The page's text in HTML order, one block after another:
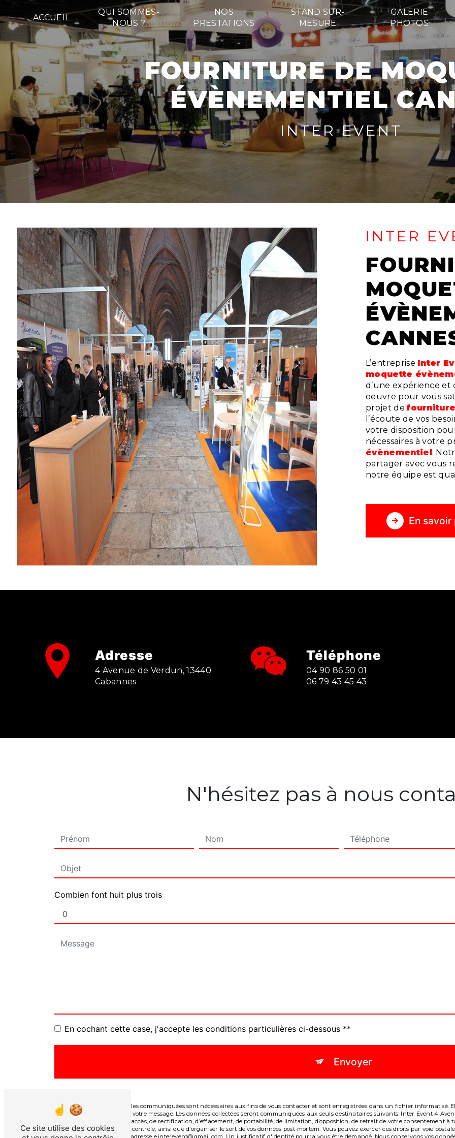
ACCUEIL
QUI SOMMES-
NOUS ?
NOS
PRESTATIONS
STAND SUR-
MESURE
GALERIE
PHOTOS
FOURNITURE DE MOQUETTE
ÉVÈNEMENTIEL
INTER EVENT
INTER
FOURNITURE DE
L’entreprise Inter
moquette
d’une expérience
oeuvre pour vous
projet de
l’écoute de vos
votre disposition
nécessaires à votre
évènementiel.
partager avec vous
notre équipe est
En savoir
Adresse
4 Avenue de Verdun, 13440
Cabannes
Téléphone
04 90 86 50 01
06 79 43 45 43
N'hésitez pas à nous
Combien font huit plus trois
En cochant cette case, j'accepte les conditions particulières ci-dessous **
Envoyer
** Les données personnelles communiquées sont nécessaires aux fins de vous contacter et sont enregistrées dans un fichier informatisé.
le seul but de répondre à votre message. Les données collectées seront communiquées aux seuls destinataires suivants: Inter Event 4
Vous disposez de droits d’accès, de rectification, d’effacement, de portabilité, de limitation, d’opposition, de retrait de votre
auprès d’une autorité de contrôle, ainsi que d’organiser le sort de vos données post-mortem. Vous pouvez exercer ces droits par voie
courrier électronique à l'adresse e.interevent@gmail.com. Un justificatif d'identité pourra vous être demandé. Nous conservons vos
Panneau de gestion des cookies
Ce site utilise des cookies